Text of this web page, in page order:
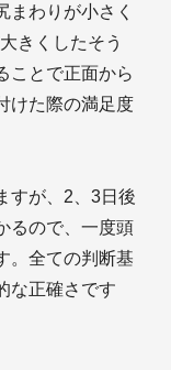
まわりが小さく
きくしたそう
ことで正面から
けた際の満足度
すが、2、3日後
るので、一度頭
。全ての判断基
な正確さです